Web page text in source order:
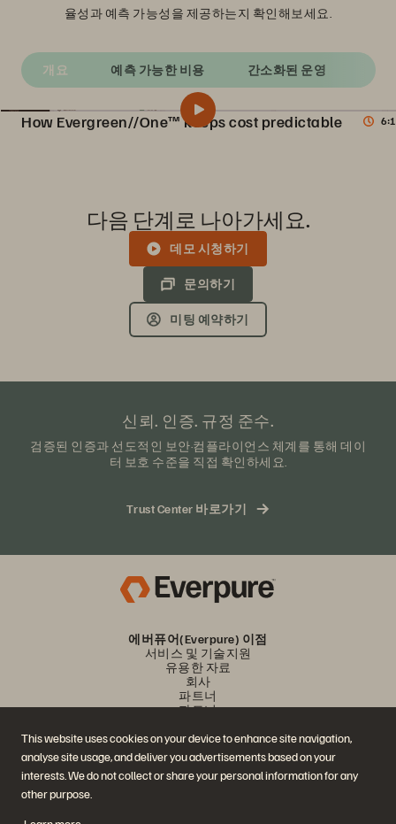
This website uses cookies on your device to enhance site navigation,
analyse site usage, and deliver you advertisements based on your
interests. We do not collect or share your personal information for any
other purpose.
율성과 예측 가능성을 제공하는지 확인해보세요.
개요 예측 가능한 비용 간소화된 운영 가
Introduction to Evergreen//One
How Evergreen//One™ keeps cost predictable
다음 단계로 나아가세요.
데모 시청하기
문의하기
미팅 예약하기
신뢰. 인증. 규정 준수.
검증된 인증과 선도적인 보안·컴플라이언스 체계를 통해 데이
터 보호 수준을 직접 확인하세요.
Trust Center 바로가기
에버퓨어(Everpure) 이점
서비스 및 기술지원
유용한 자료
회사
파트너
파트너
문의하기
에버퓨어(Everpure) SNS 팔로우하기